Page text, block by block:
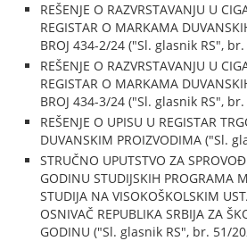
REŠENJE O RAZVRSTAVANJU U
REGISTAR O MARKAMA
BROJ 434-2/24 ("Sl. glasnik RS",
REŠENJE O RAZVRSTAVANJU U
REGISTAR O MARKAMA
BROJ 434-3/24 ("Sl. glasnik RS",
REŠENJE O UPISU U REGISTAR
DUVANSKIM PROIZVODIMA ("Sl.
STRUČNO UPUTSTVO ZA
GODINU STUDIJSKIH PROGRAMA
STUDIJA NA VISOKOŠKOLSKIM
OSNIVAČ REPUBLIKA SRBIJA ZA
GODINU ("Sl. glasnik RS", br. 51/